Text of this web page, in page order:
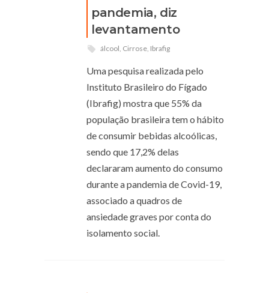
pandemia, diz
levantamento
álcool, Cirrose, Ibrafig
Uma pesquisa realizada pelo
Instituto Brasileiro do Fígado
(Ibrafig) mostra que 55% da
população brasileira tem o hábito
de consumir bebidas alcoólicas,
sendo que 17,2% delas
declararam aumento do consumo
durante a pandemia de Covid-19,
associado a quadros de
ansiedade graves por conta do
isolamento social.